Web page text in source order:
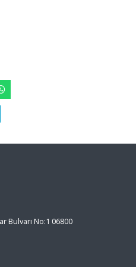
Bulvarı No:1 06800